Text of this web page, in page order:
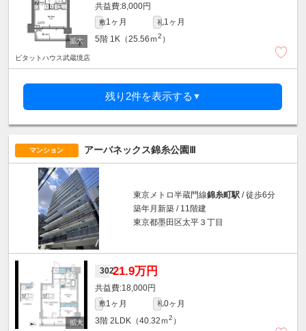
8,000円
敷1ヶ月 礼1ヶ月
5階 1K（25.56ｍ2 ）
ピタットハウス武蔵境店
残り2件を表示する ▼
マンション アーバネックス錦糸公園Ⅲ
東京メトロ半蔵門線錦糸町駅 / 徒歩6分
築年月新築 / 11階建
東京都墨田区太平３丁目
30221.9万円
18,000円
敷1ヶ月 礼0ヶ月
3階 2LDK（40.32ｍ2 ）